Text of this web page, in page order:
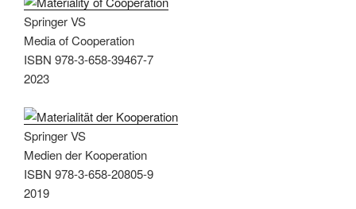
Springer VS
Media of Cooperation
ISBN 978-3-658-39467-7
2023
Springer VS
Medien der Kooperation
ISBN 978-3-658-20805-9
2019